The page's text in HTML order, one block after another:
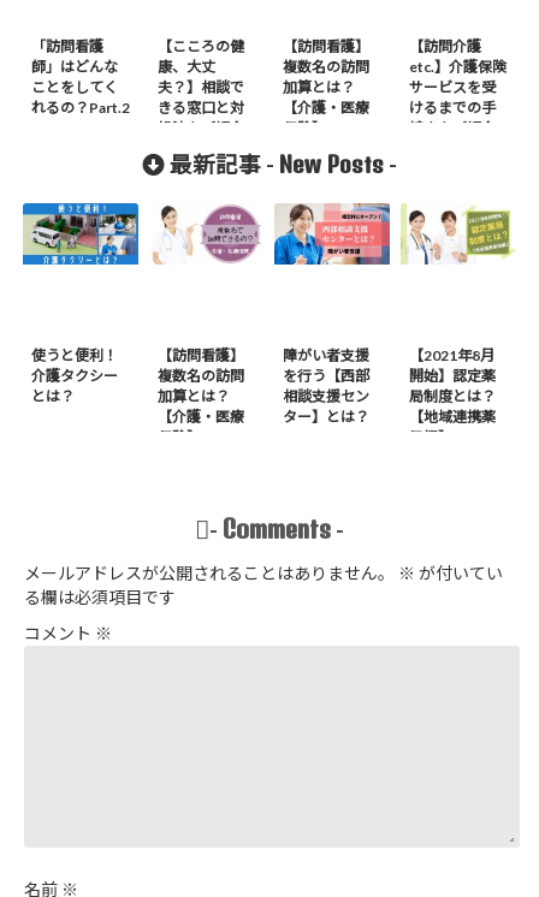
「訪問看護
師」はどんな
ことをしてく
れるの？Part.2
【こころの健
康、大丈
夫？】相談で
きる窓口と対
処法をご紹介
【訪問看護】
複数名の訪問
加算とは？
【介護・医療
保険】
【訪問介護
etc.】介護保険
サービスを受
けるまでの手
続きをご紹介
最新記事 - New Posts -
使うと便利！
介護タクシー
とは？
【訪問看護】
複数名の訪問
加算とは？
【介護・医療
保険】
障がい者支援
を行う【西部
相談支援セン
ター】とは？
【2021年8月
開始】認定薬
局制度とは？
【地域連携薬
局編】
- Comments -
メールアドレスが公開されることはありません。 ※ が付いてい
る欄は必須項目です
コメント ※
名前 ※